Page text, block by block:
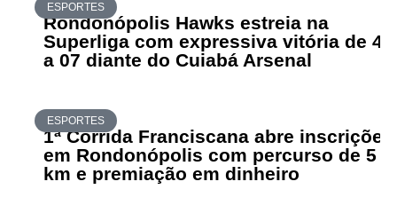
ESPORTES
Rondonópolis Hawks estreia na
Superliga com expressiva vitória de 41
a 07 diante do Cuiabá Arsenal
ESPORTES
1ª Corrida Franciscana abre inscrições
em Rondonópolis com percurso de 5
km e premiação em dinheiro